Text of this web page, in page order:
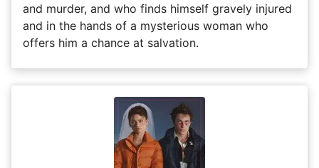
and murder, and who finds himself gravely injured
and in the hands of a mysterious woman who
offers him a chance at salvation.